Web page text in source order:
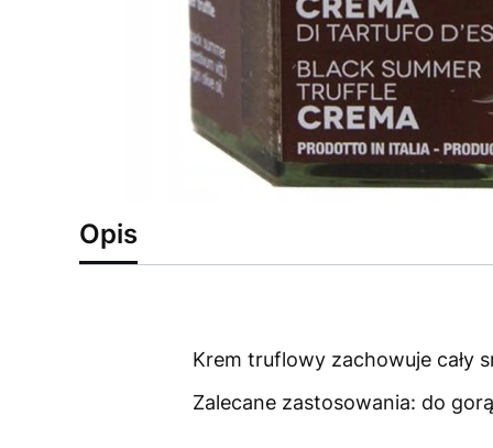
Opis
Krem ​​truflowy zachowuje cały
Zalecane zastosowania: do